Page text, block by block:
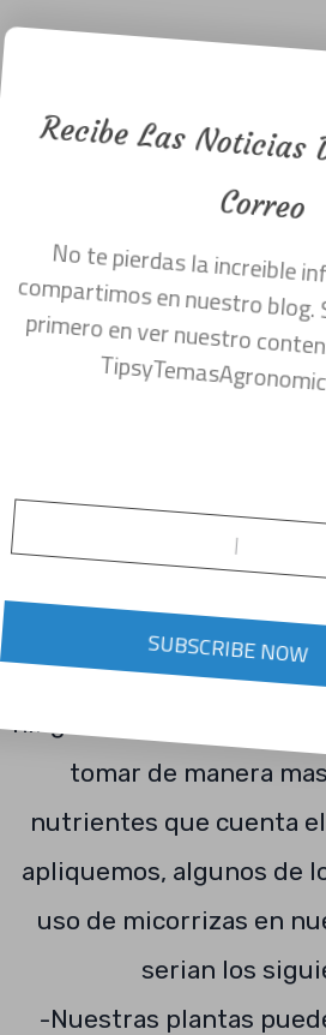
Que son las
sus usos.
Mico: Significa Hongo y
Micorriza significa la
hongos benéficos
Viviendo en gran
la planta junto a los
aumentando la cantidad
ende el tamaño y salud
Estos hongos al ser
ninguna planta al
tomar de manera
nutrientes que cuenta
apliquemos, algunos de
uso de micorrizas en
serian los
-Nuestras plantas
Recibe Las Noticias
Correo
No te pierdas la increible
compartimos en nuestro
primero en ver nuestro
SUBSCRIBE